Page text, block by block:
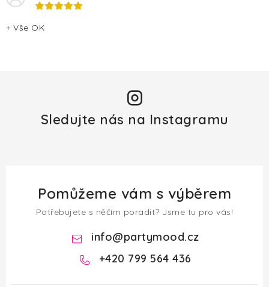
+ Vše OK
Sledujte nás na Instagramu
Pomůžeme vám s výběrem
Potřebujete s něčím poradit? Jsme tu pro vás!
info@partymood.cz
+420 799 564 436